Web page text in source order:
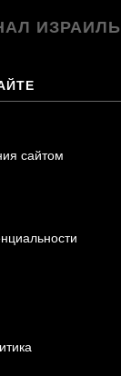
ИЗРАИЛЬ
сайтом